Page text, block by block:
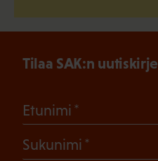
Tilaa SAK:n uutiskirje
Etunimi
Sukunimi